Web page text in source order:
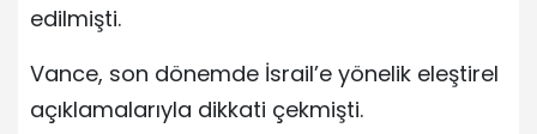
edilmişti.
Vance, son dönemde İsrail’e yönelik eleştirel
açıklamalarıyla dikkati çekmişti.